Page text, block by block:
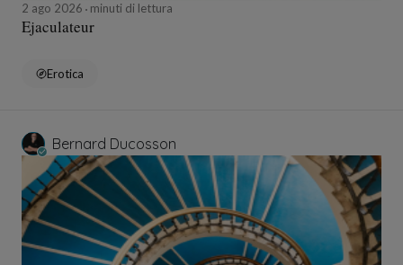
2 ago 2026 minuti di lettura
Ejaculateur
Erotica
Bernard Ducosson